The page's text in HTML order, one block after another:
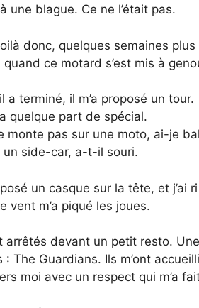
à une blague. Ce ne l’était pas.
donc, quelques semaines
ce motard s’est mis à
a terminé, il m’a proposé un tour.
quelque part de spécial.
monte pas sur une moto, ai-je
side-car, a-t-il souri.
posé un casque sur la tête, et j’ai
vent m’a piqué les joues.
arrêtés devant un petit resto.
: The Guardians. Ils m’ont
moi avec un respect qui m’a